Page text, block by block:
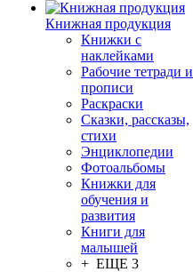
Книжная продукция
Книжки с
наклейками
Рабочие тетради и
прописи
Раскраски
Сказки, рассказы,
стихи
Энциклопедии
Фотоальбомы
Книжки для
обучения и
развития
Книги для
малышей
+ ЕЩЕ 3